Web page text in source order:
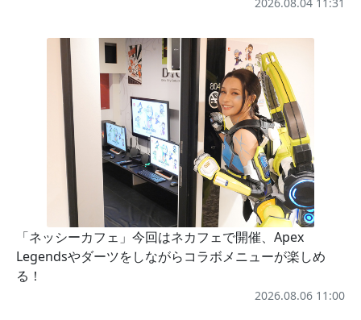
2026.08.04 11:31
「ネッシーカフェ」今回はネカフェで開催、Apex
Legendsやダーツをしながらコラボメニューが楽しめ
る！
2026.08.06 11:00